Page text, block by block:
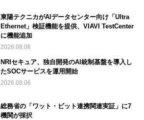
東陽テクニカがAIデータセンター向け「Ultra
Ethernet」検証機能を提供、VIAVI TestCenter
に機能追加
2026.08.06
NRIセキュア、独自開発のAI統制基盤を導入し
たSOCサービスを運用開始
2026.08.06
総務省の「ワット・ビット連携関連実証」に7
機関が採択